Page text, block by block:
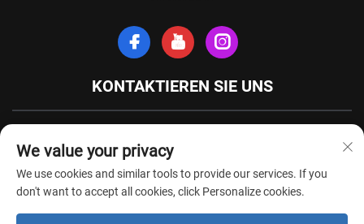
KONTAKTIEREN SIE UNS
[email protected]
We value your privacy
We use cookies and similar tools to provide our services. If you
don't want to accept all cookies, click Personalize cookies.